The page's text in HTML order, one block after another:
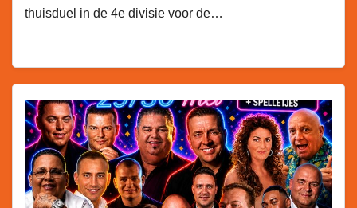
thuisduel in de 4e divisie voor de…